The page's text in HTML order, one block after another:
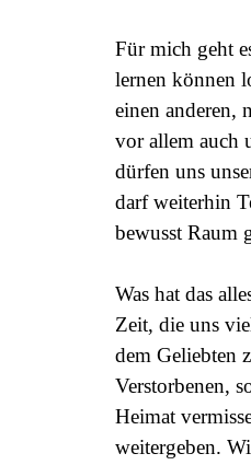
Für mich geht
lernen können
einen anderen,
vor allem auch
dürfen uns
darf weiterhin
bewusst Raum
Was hat das
Zeit, die uns
dem Geliebten
Verstorbenen,
Heimat
weitergeben.